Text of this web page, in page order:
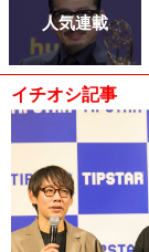
人気連載
イチオシ記事